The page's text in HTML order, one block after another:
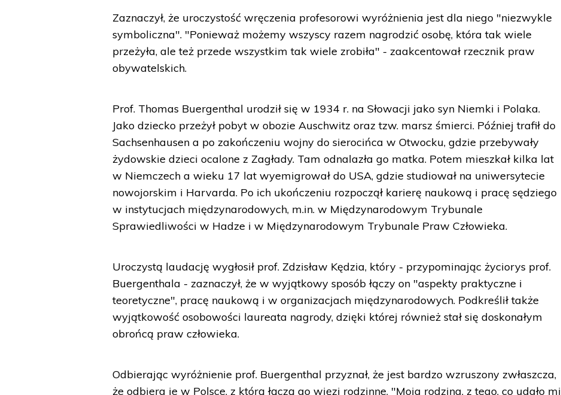
Zaznaczył, że uroczystość wręczenia profesorowi wyróżnienia jest dla niego "niezwykle
symboliczna". "Ponieważ możemy wszyscy razem nagrodzić osobę, która tak wiele
przeżyła, ale też przede wszystkim tak wiele zrobiła" - zaakcentował rzecznik praw
obywatelskich.
Prof. Thomas Buergenthal urodził się w 1934 r. na Słowacji jako syn Niemki i Polaka.
Jako dziecko przeżył pobyt w obozie Auschwitz oraz tzw. marsz śmierci. Później trafił do
Sachsenhausen a po zakończeniu wojny do sierocińca w Otwocku, gdzie przebywały
żydowskie dzieci ocalone z Zagłady. Tam odnalazła go matka. Potem mieszkał kilka lat
w Niemczech a wieku 17 lat wyemigrował do USA, gdzie studiował na uniwersytecie
nowojorskim i Harvarda. Po ich ukończeniu rozpoczął karierę naukową i pracę sędziego
w instytucjach międzynarodowych, m.in. w Międzynarodowym Trybunale
Sprawiedliwości w Hadze i w Międzynarodowym Trybunale Praw Człowieka.
Uroczystą laudację wygłosił prof. Zdzisław Kędzia, który - przypominając życiorys prof.
Buergenthala - zaznaczył, że w wyjątkowy sposób łączy on "aspekty praktyczne i
teoretyczne", pracę naukową i w organizacjach międzynarodowych. Podkreślił także
wyjątkowość osobowości laureata nagrody, dzięki której również stał się doskonałym
obrońcą praw człowieka.
Odbierając wyróżnienie prof. Buergenthal przyznał, że jest bardzo wzruszony zwłaszcza,
że odbiera je w Polsce, z którą łączą go więzi rodzinne. "Moja rodzina, z tego, co udało mi